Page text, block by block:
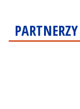
PARTNERZY